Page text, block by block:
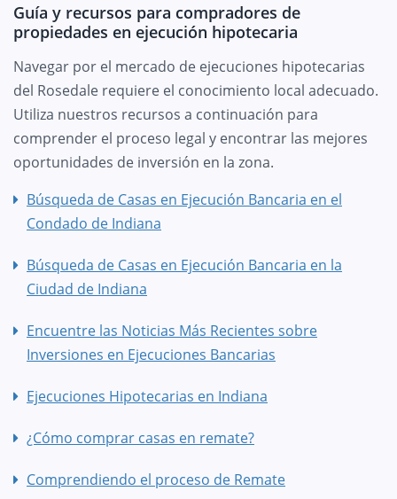
Guía y recursos para compradores de
propiedades en ejecución hipotecaria
Navegar por el mercado de ejecuciones hipotecarias
del Rosedale requiere el conocimiento local adecuado.
Utiliza nuestros recursos a continuación para
comprender el proceso legal y encontrar las mejores
oportunidades de inversión en la zona.
Búsqueda de Casas en Ejecución Bancaria en el
Condado de Indiana
Búsqueda de Casas en Ejecución Bancaria en la
Ciudad de Indiana
Encuentre las Noticias Más Recientes sobre
Inversiones en Ejecuciones Bancarias
Ejecuciones Hipotecarias en Indiana
¿Cómo comprar casas en remate?
Comprendiendo el proceso de Remate